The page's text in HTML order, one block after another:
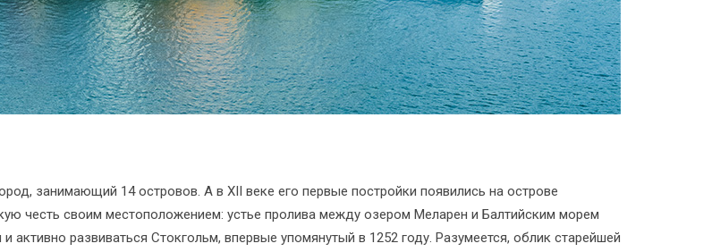
занимающий 14 островов. А в XII веке его первые постройки появились на острове
честь своим местоположением: устье пролива между озером Меларен и Балтийским морем
развиваться Стокгольм, впервые упомянутый в 1252 году. Разумеется, облик старейшей